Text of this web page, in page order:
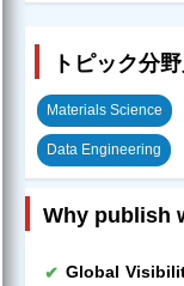
トピック分
Materials Science
Data Engineering
Why publish
Global